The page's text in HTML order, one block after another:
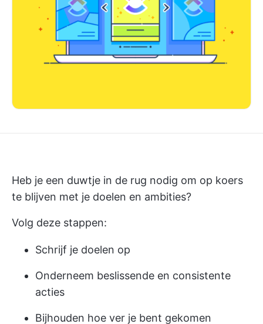
Heb je een duwtje in de rug nodig om op koers
te blijven met je doelen en ambities?
Volg deze stappen:
Schrijf je doelen op
Onderneem beslissende en consistente
acties
Bijhouden hoe ver je bent gekomen